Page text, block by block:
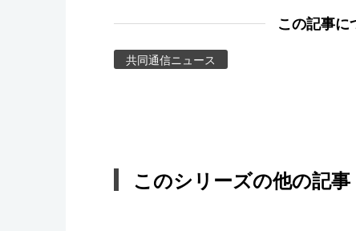
この記事に
共同通信ニュース
このシリーズの他の記事